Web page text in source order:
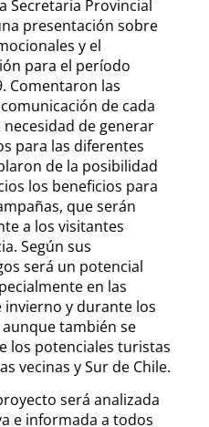
Secretaria Provincial
presentación sobre
y el
para el período
Comentaron las
de cada
de generar
para las diferentes
de la posibilidad
los beneficios para
que serán
a los visitantes
Según sus
será un potencial
en las
invierno y durante los
también se
los potenciales turistas
vecinas y Sur de Chile.
será analizada
e informada a todos